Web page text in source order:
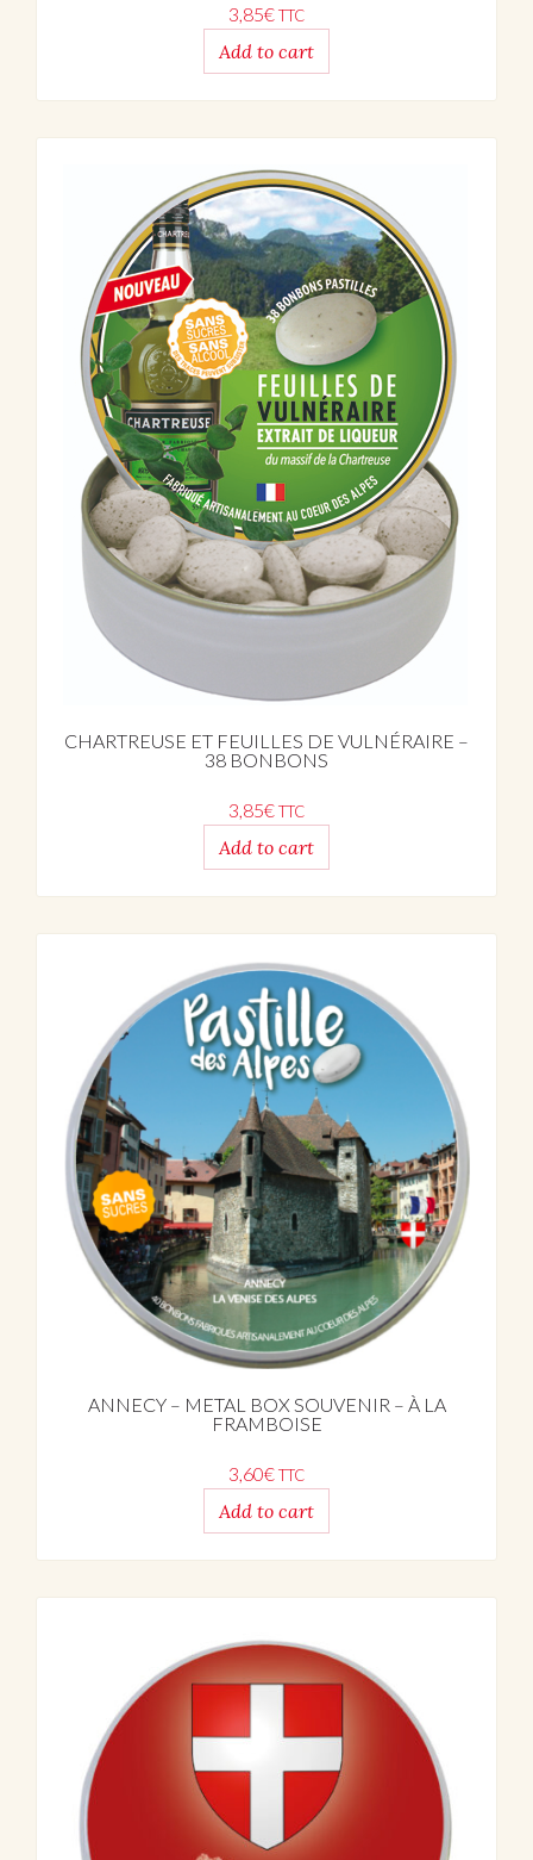
3,85€TTC
Add to cart
CHARTREUSE ET FEUILLES DE VULNÉRAIRE –
38 BONBONS
3,85€TTC
Add to cart
ANNECY – METAL BOX SOUVENIR – À LA
FRAMBOISE
3,60€TTC
Add to cart